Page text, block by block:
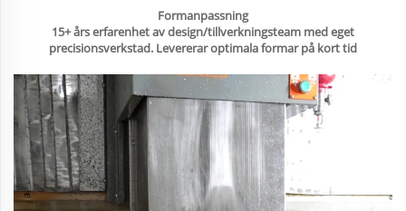
Formanpassning
15+ års erfarenhet av design/tillverkningsteam med eget
precisionsverkstad. Levererar optimala formar på kort tid